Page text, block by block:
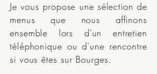
Je vous propose une sélection de
menus que nous affinons
ensemble lors d'un entretien
téléphonique ou d'une rencontre
si vous êtes sur Bourges.